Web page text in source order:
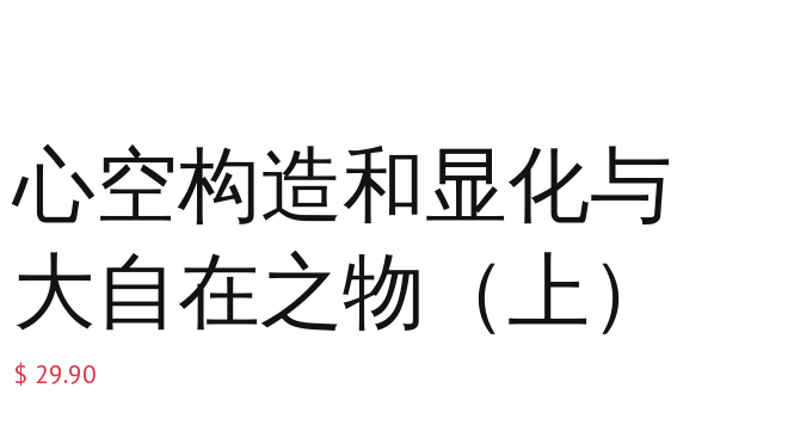
心空构造和显化与
大自在之物（上）
$ 29.90